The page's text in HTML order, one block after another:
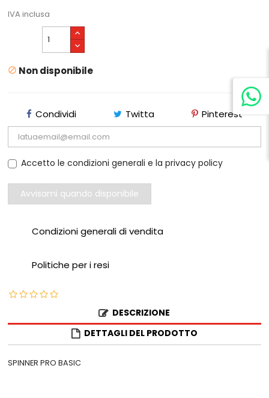
IVA inclusa
 Non disponibile
Condividi Twitta Pinterest
Accetto le condizioni generali e la privacy policy
Avvisami quando disponibile
Condizioni generali di vendita
Politiche per i resi
DESCRIZIONE
DETTAGLI DEL PRODOTTO
SPINNER PRO BASIC